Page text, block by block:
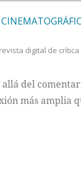
revista digital de
del
más amplia